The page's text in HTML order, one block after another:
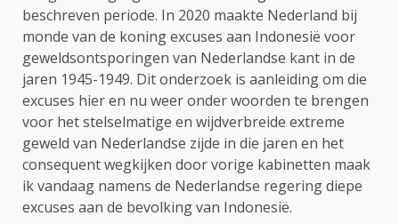
beschreven periode. In 2020 maakte Nederland bij
monde van de koning excuses aan Indonesië voor
geweldsontsporingen van Nederlandse kant in de
jaren 1945-1949. Dit onderzoek is aanleiding om die
excuses hier en nu weer onder woorden te brengen
voor het stelselmatige en wijdverbreide extreme
geweld van Nederlandse zijde in die jaren en het
consequent wegkijken door vorige kabinetten maak
ik vandaag namens de Nederlandse regering diepe
excuses aan de bevolking van Indonesië.